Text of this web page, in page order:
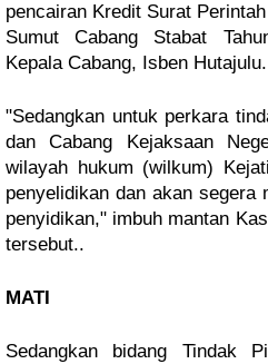
pencairan Kredit Surat
Sumut Cabang Stabat
Kepala Cabang, Isben Hutajulu.
"Sedangkan untuk perkara
dan Cabang Kejaksaan
wilayah hukum (wilkum)
penyelidikan dan akan segera
penyidikan," imbuh mantan
tersebut..
MATI
Sedangkan bidang Tindak